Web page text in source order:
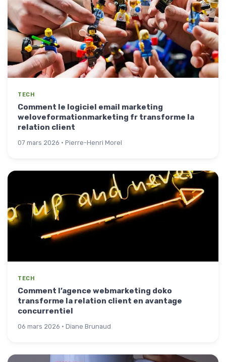
TECH
Comment le logiciel email marketing
weloveformationmarketing fr transforme la
relation client
07 mars 2026 · Pierre-Henri Morel
TECH
Comment l’agence webmarketing doko
transforme la relation client en avantage
concurrentiel
06 mars 2026 · Diane Brunaud